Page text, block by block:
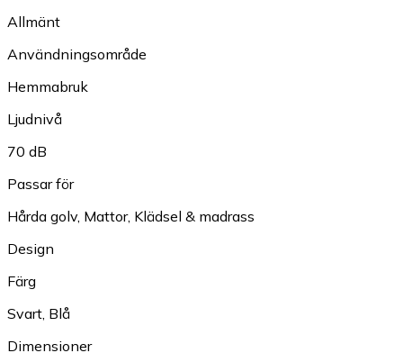
Allmänt
Användningsområde
Hemmabruk
Ljudnivå
70 dB
Passar för
Hårda golv, Mattor, Klädsel & madrass
Design
Färg
Svart, Blå
Dimensioner